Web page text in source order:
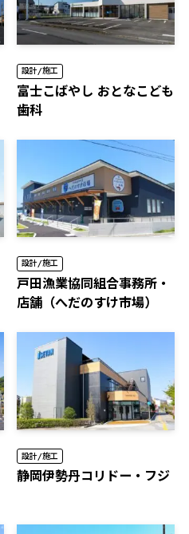
設計/施工
富士こばやし おとなこども
歯科
設計/施工
⼾⽥漁業協同組合事務所・
店舗（へだのすけ市場）
設計/施工
静岡伊勢丹コリドー・フジ